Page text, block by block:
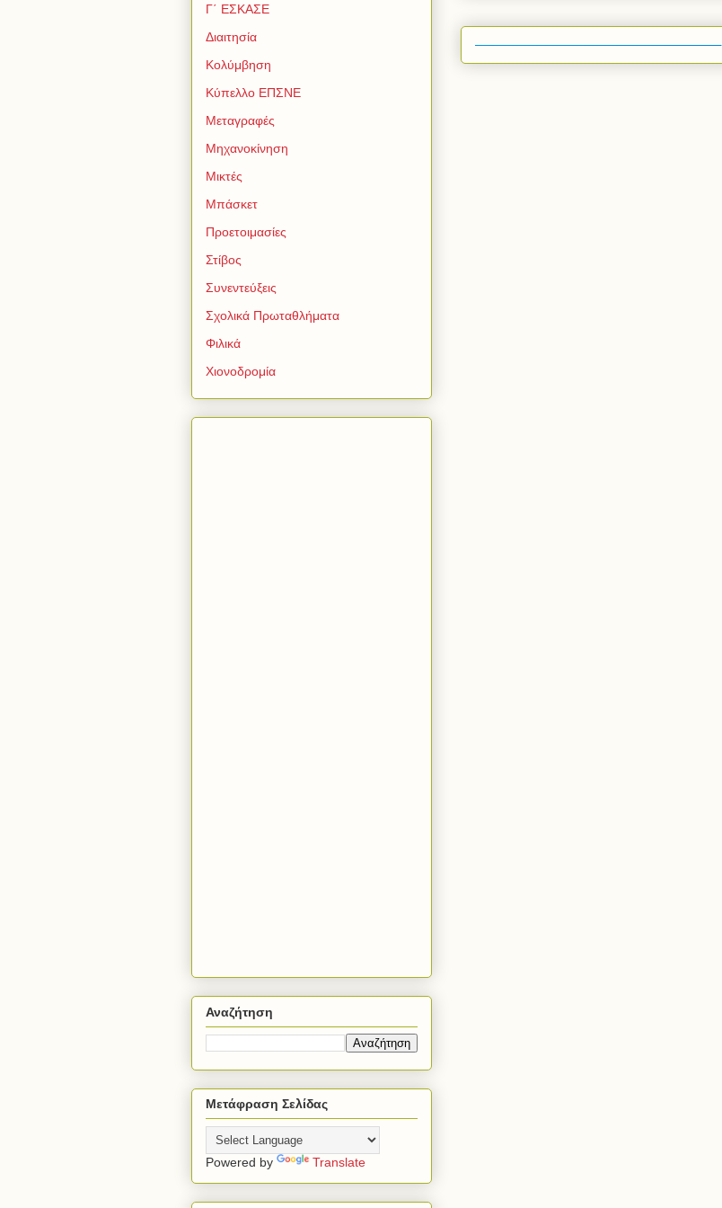
Γ΄ ΕΣΚΑΣΕ
Διαιτησία
Κολύμβηση
Κύπελλο ΕΠΣΝΕ
Μεταγραφές
Μηχανοκίνηση
Μικτές
Μπάσκετ
Προετοιμασίες
Στίβος
Συνεντεύξεις
Σχολικά Πρωταθλήματα
Φιλικά
Χιονοδρομία
Αναζήτηση
Μετάφραση Σελίδας
Powered by Translate